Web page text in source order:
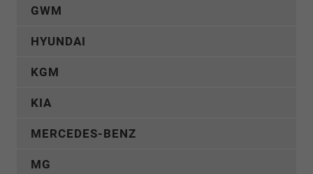
GWM
HYUNDAI
KGM
KIA
MERCEDES-BENZ
MG